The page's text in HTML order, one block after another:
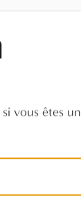
vous êtes un